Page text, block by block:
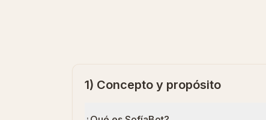
1) Concepto y propósito